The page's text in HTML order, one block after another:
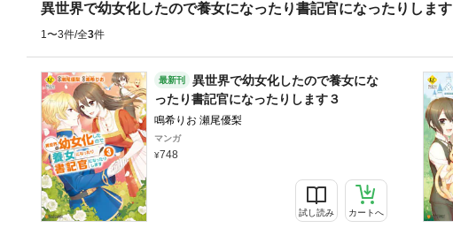
異世界で幼女化したので養女になったり書記官になったりします
1〜3件/全3件
最新刊
異世界で幼女化したので養女にな
ったり書記官になったりします３
鳴希りお 瀬尾優梨
マンガ
748
試し読み カートへ